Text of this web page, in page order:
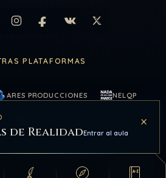
PLATAFORMAS
ARES PRODUCCIONES NELQP
de RealidadEntrar al aula
×